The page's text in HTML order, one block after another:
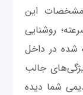
این
به مجموعه دنده 30 سرعته؛ روشنایی
شده در داخل
جالب
شما دیده